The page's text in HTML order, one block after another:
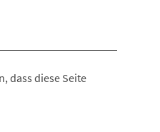
dass diese Seite